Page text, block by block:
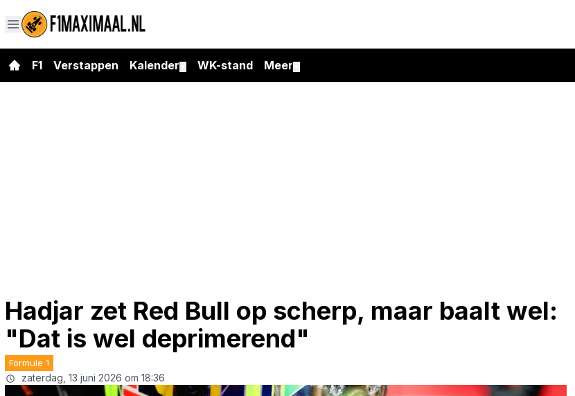
F1 Verstappen Kalender WK-stand Meer
Hadjar zet Red Bull op scherp, maar baalt wel:
"Dat is wel deprimerend"
Formule 1
zaterdag, 13 juni 2026 om 18:36